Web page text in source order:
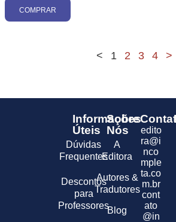
COMPRAR
< 1 2 3 4 >
Informações
Úteis
Dúvidas
Frequentes
Descontos
para
Professores
Sobre
Nós
A
Editora
Autores &
Tradutores
Blog
edito
ra@i
nco
mple
ta.co
m.br
cont
ato
@in